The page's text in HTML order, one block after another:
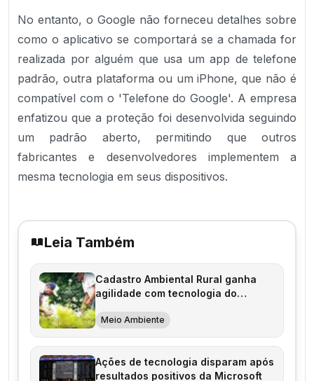
No entanto, o Google não forneceu detalhes sobre
como o aplicativo se comportará se a chamada for
realizada por alguém que usa um app de telefone
padrão, outra plataforma ou um iPhone, que não é
compatível com o 'Telefone do Google'. A empresa
enfatizou que a proteção foi desenvolvida seguindo
um padrão aberto, permitindo que outros
fabricantes e desenvolvedores implementem a
mesma tecnologia em seus dispositivos.
Leia Também
Cadastro Ambiental Rural ganha
agilidade com tecnologia do
Meio Ambiente
Ações de tecnologia disparam após
resultados positivos da Microsoft